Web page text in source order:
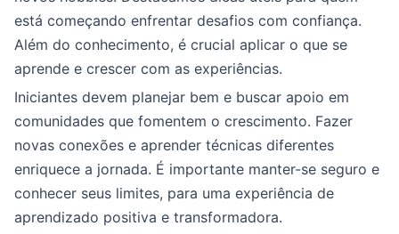
está começando enfrentar desafios com confiança.
Além do conhecimento, é crucial aplicar o que se
aprende e crescer com as experiências.
Iniciantes devem planejar bem e buscar apoio em
comunidades que fomentem o crescimento. Fazer
novas conexões e aprender técnicas diferentes
enriquece a jornada. É importante manter-se seguro e
conhecer seus limites, para uma experiência de
aprendizado positiva e transformadora.